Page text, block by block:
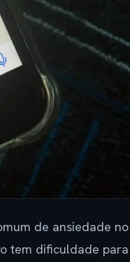
de ansiedade no
tem dificuldade para